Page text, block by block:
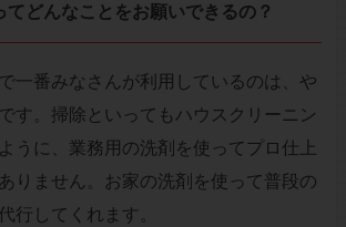
てどんなことをお願いできるの？
一番みなさんが利用しているのは、や
す。掃除といってもハウスクリーニン
うに、業務用の洗剤を使ってプロ仕上
りません。お家の洗剤を使って普段の
行してくれます。